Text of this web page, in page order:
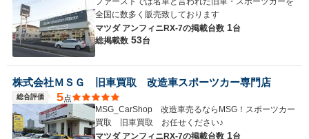
全国に数多く販売致しております
マツダ アンフィニRX-7の掲載台数 1台
総掲載数 53台
株式会社ＭＳＧ 旧車買取 改造車スポーツカー専門店
総合評価 5点
MSG_CarShop 改造車売るならMSG！スポーツカー
買取 旧車買取 お任せください♪
マツダ アンフィニRX-7の掲載台数 1台